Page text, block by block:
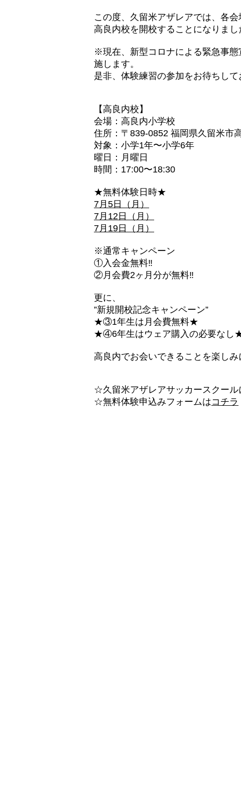
この度、久留米アザレアでは、各
高良内校を開校することになりまし
※現在、新型コロナによる緊急事
施します。
是非、体験練習の参加をお待ちして
【高良内校】
会場：高良内小学校
住所：〒839-0852 福岡県久留米市
対象：小学1年〜小学6年
曜日：月曜日
時間：17:00〜18:30
★無料体験日時★
7月5日（月）
7月12日（月）
7月19日（月）
※通常キャンペーン
①入会金無料‼︎
②月会費2ヶ月分が無料‼︎
更に、
”新規開校記念キャンペーン”
★③1年生は月会費無料★
★④6年生はウェア購入の必要なし
高良内でお会いできることを楽しみ
☆久留米アザレアサッカースクール
☆無料体験申込みフォームはコチラ